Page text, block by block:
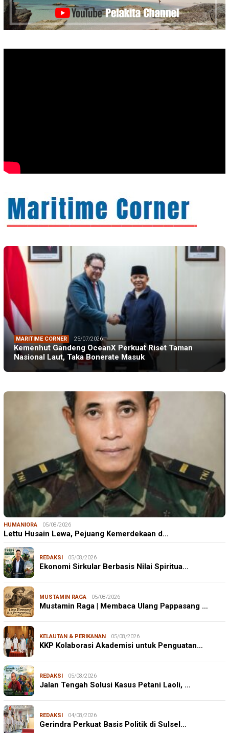
MARITIME CORNER 25/07/2026
Kemenhut Gandeng OceanX Perkuat Riset Taman
Nasional Laut, Taka Bonerate Masuk
HUMANIORA 05/08/2026
Lettu Husain Lewa, Pejuang Kemerdekaan d…
REDAKSI 05/08/2026
Ekonomi Sirkular Berbasis Nilai Spiritua…
MUSTAMIN RAGA 05/08/2026
Mustamin Raga | Membaca Ulang Pappasang …
KELAUTAN & PERIKANAN 05/08/2026
KKP Kolaborasi Akademisi untuk Penguatan…
REDAKSI 05/08/2026
Jalan Tengah Solusi Kasus Petani Laoli, …
REDAKSI 04/08/2026
Gerindra Perkuat Basis Politik di Sulsel…